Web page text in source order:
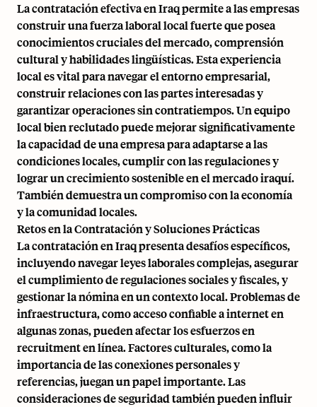
La contratación efectiva en Iraq permite a las empresas
construir una fuerza laboral local fuerte que posea
conocimientos cruciales del mercado, comprensión
cultural y habilidades lingüísticas. Esta experiencia
local es vital para navegar el entorno empresarial,
construir relaciones con las partes interesadas y
garantizar operaciones sin contratiempos. Un equipo
local bien reclutado puede mejorar significativamente
la capacidad de una empresa para adaptarse a las
condiciones locales, cumplir con las regulaciones y
lograr un crecimiento sostenible en el mercado iraquí.
También demuestra un compromiso con la economía
y la comunidad locales.
Retos en la Contratación y Soluciones Prácticas
La contratación en Iraq presenta desafíos específicos,
incluyendo navegar leyes laborales complejas, asegurar
el cumplimiento de regulaciones sociales y fiscales, y
gestionar la nómina en un contexto local. Problemas de
infraestructura, como acceso confiable a internet en
algunas zonas, pueden afectar los esfuerzos en
recruitment en línea. Factores culturales, como la
importancia de las conexiones personales y
referencias, juegan un papel importante. Las
consideraciones de seguridad también pueden influir